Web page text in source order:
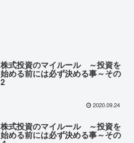
株式投資のマイルール ～投資を
始める前には必ず決める事～その
2
2020.09.24
株式投資のマイルール ～投資を
始める前には必ず決める事～その